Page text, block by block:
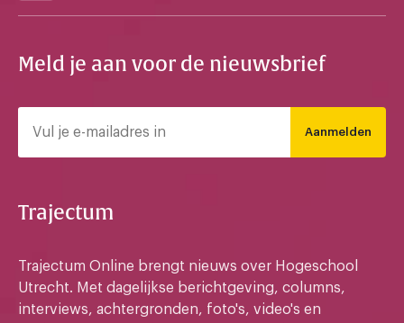
Meld je aan voor de nieuwsbrief
Aanmelden
Trajectum
Trajectum Online brengt nieuws over Hogeschool
Utrecht. Met dagelijkse berichtgeving, columns,
interviews, achtergronden, foto's, video's en